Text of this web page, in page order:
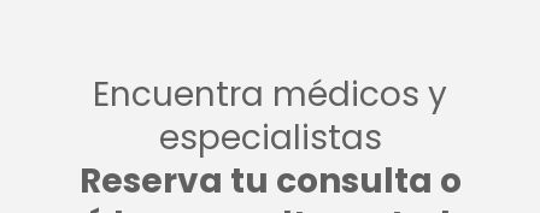
Encuentra médicos y
especialistas
Reserva tu consulta o